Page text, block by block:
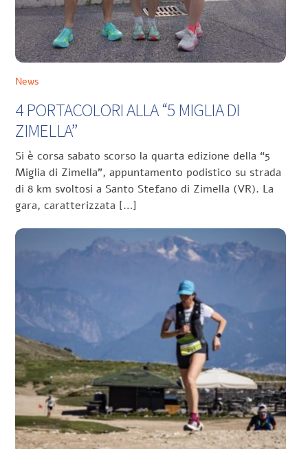
News
4 PORTACOLORI ALLA “5 MIGLIA DI
ZIMELLA”
Si è corsa sabato scorso la quarta edizione della “5
Miglia di Zimella”, appuntamento podistico su strada
di 8 km svoltosi a Santo Stefano di Zimella (VR). La
gara, caratterizzata […]